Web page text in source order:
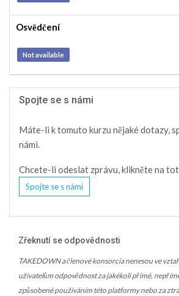
Osvědčení
Not available
Spojte se s námi
Máte-li k tomuto kurzu nějaké dotazy,
námi.
Chcete-li odeslat zprávu, klikněte na
Spojte se s námi
Zřeknutí se odpovědnosti
TAKEDOWN a členové konsorcia nenesou ve
uživatelům odpovědnost za jakékoli přímé,
způsobené používáním této platformy nebo za